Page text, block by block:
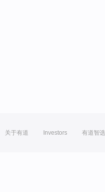
关于有道 Investors 有道智选